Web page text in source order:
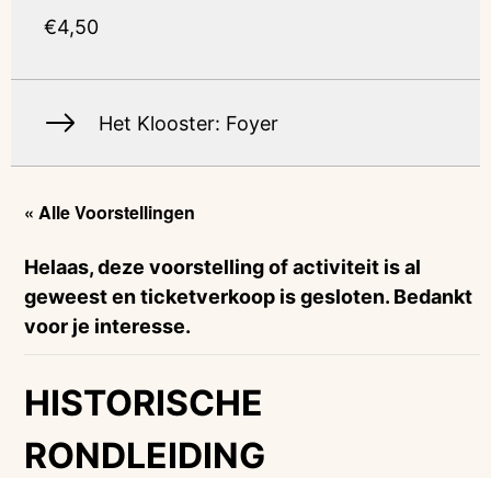
« Alle Voorstellingen
Helaas, deze voorstelling of activiteit is al
geweest en ticketverkoop is gesloten. Bedankt
voor je interesse.
HISTORISCHE
RONDLEIDING
€4,50
Het Klooster: Foyer